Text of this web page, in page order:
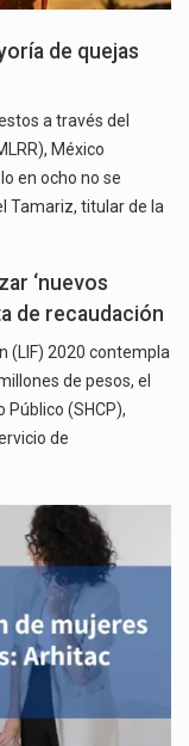
de quejas
a través del
México
en ocho no se
Tamariz, titular de la
‘nuevos
de recaudación
(LIF) 2020 contempla
de pesos, el
(SHCP),
de